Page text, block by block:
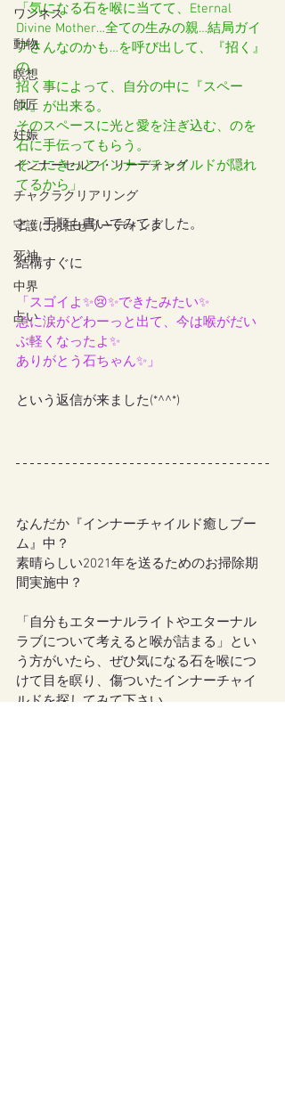
ワンネス
動物
瞑想
師匠
妊娠
インナーセルフ・リーディング
チャクラクリアリング
守護にお任せリーディング
死神
中界
占い
「気になる石を喉に当てて、Eternal
Divine Mother…全ての生みの親…結局ガイ
アさんなのかも…を呼び出して、『招く』
の。
招く事によって、自分の中に『スペー
ス』が出来る。
そのスペースに光と愛を注ぎ込む、のを
石に手伝ってもらう。
そこにきっとインナーチャイルドが隠れ
てるから」
と、手順も書いてみてました。
結構すぐに
「スゴイよ✨😢✨できたみたい✨
急に涙がどわーっと出て、今は喉がだい
ぶ軽くなったよ✨
ありがとう石ちゃん✨」
という返信が来ました(*^^*)
なんだか『インナーチャイルド癒しブー
ム』中？
素晴らしい2021年を送るためのお掃除期
間実施中？
「自分もエターナルライトやエターナル
ラブについて考えると喉が詰まる」とい
う方がいたら、ぜひ気になる石を喉につ
けて目を瞑り、傷ついたインナーチャイ
ルドを探してみて下さい。